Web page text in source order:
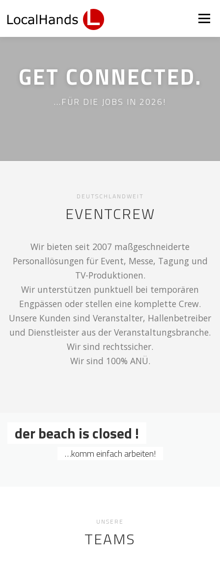
Inhalt
springen
Menü
GET CONNECTED.
…FÜR DIE JOBS IN 2026!
DEUTSCHLANDWEIT
EVENTCREW
Wir bieten seit 2007 maßgeschneiderte
Personallösungen für Event, Messe, Tagung und
TV-Produktionen.
Wir unterstützen punktuell bei temporären
Engpässen oder stellen eine komplette Crew.
Unsere Kunden sind Veranstalter, Hallenbetreiber
und Dienstleister aus der Veranstaltungsbranche.
Wir sind rechtssicher.
Wir sind 100% ANÜ.
der beach is closed !
…komm einfach arbeiten!
UNSERE
TEAMS